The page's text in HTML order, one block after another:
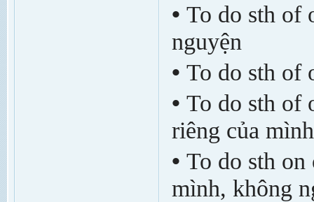
• To do sth of
nguyện
• To do sth of
• To do sth of
riêng của mình
• To do sth
mình, không